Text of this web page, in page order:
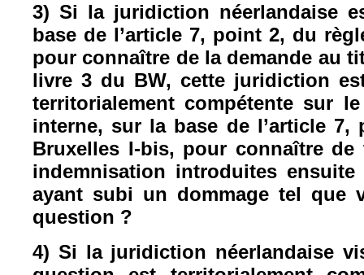
3) Si la juridiction néerlandaise
base de l’article 7, point 2, du
pour connaître de la demande au
livre 3 du BW, cette juridiction
territorialement compétente sur
interne, sur la base de l’article 7,
Bruxelles I-bis, pour connaître
indemnisation introduites
ayant subi un dommage tel que
question ?
4) Si la juridiction néerlandaise